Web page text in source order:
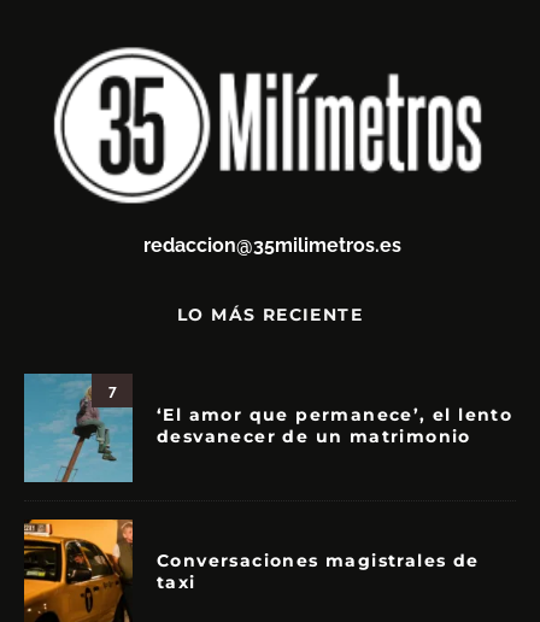
redaccion@35milimetros.es
LO MÁS RECIENTE
7
‘El amor que permanece’, el lento
desvanecer de un matrimonio
Conversaciones magistrales de
taxi